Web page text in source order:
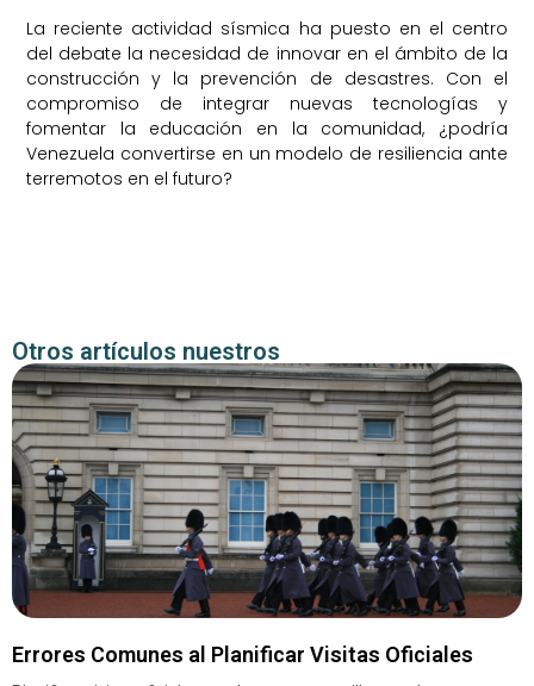
La reciente actividad sísmica ha puesto en el centro
del debate la necesidad de innovar en el ámbito de la
construcción y la prevención de desastres. Con el
compromiso de integrar nuevas tecnologías y
fomentar la educación en la comunidad, ¿podría
Venezuela convertirse en un modelo de resiliencia ante
terremotos en el futuro?
Otros artículos nuestros
Errores Comunes al Planificar Visitas Oficiales